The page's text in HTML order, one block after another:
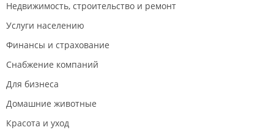
Недвижимость, строительство и ремонт
Услуги населению
Финансы и страхование
Снабжение компаний
Для бизнеса
Домашние животные
Красота и уход